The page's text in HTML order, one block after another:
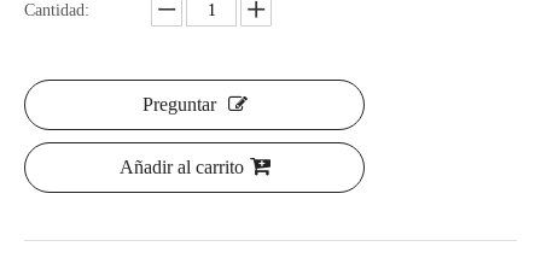
Cantidad:
Preguntar
Añadir al carrito